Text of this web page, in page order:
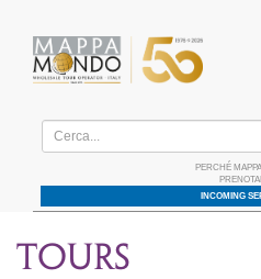
PERCHÉ
INCOMING
tours